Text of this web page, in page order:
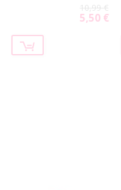
10,99 €
Special
5,50 €